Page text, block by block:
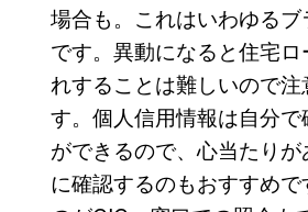
場合も。これはいわゆるブ
です。異動になると住宅ロ
れすることは難しいので
す。個人信用情報は自分で
ができるので、心当たり
に確認するのもおすすめ